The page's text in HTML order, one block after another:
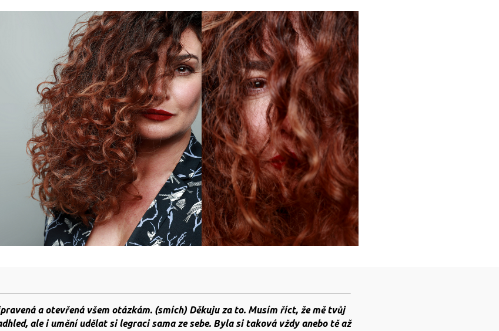
a otevřená všem otázkám. (smích) Děkuju za to. Musím říct, že mě tvůj
ale i umění udělat si legraci sama ze sebe. Byla si taková vždy anebo tě až